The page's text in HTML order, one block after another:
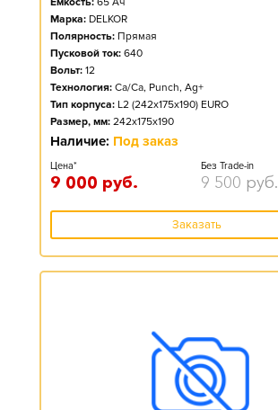
Марка: DELKOR
Полярность: Прямая
Пусковой ток: 640
Вольт: 12
Технология: Ca/Ca, Punch, Ag+
Тип корпуса: L2 (242x175x190) EURO
Размер, мм: 242x175x190
Наличие: Под заказ
Цена*
9 000 руб.
Без Trade-in
9 500 руб.
Заказать